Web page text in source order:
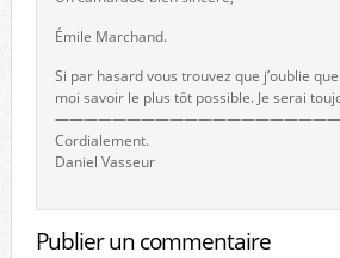
Émile Marchand.
Si par hasard vous trouvez que j’oublie
moi savoir le plus tôt possible. Je serai
Cordialement.
Daniel Vasseur
Publier un commentaire